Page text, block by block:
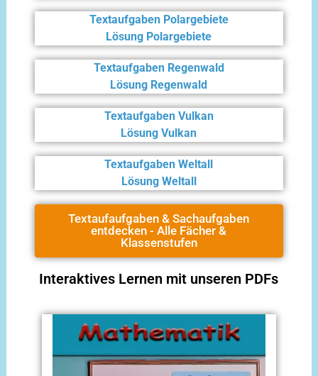
Textaufgaben Polargebiete
Lösung Polargebiete
Textaufgaben Regenwald
Lösung Regenwald
Textaufgaben Vulkan
Lösung Vulkan
Textaufgaben Weltall
Lösung Weltall
Textaufaufgaben & Sachaufgaben
entdecken - Alle Fächer &
Klassenstufen
Interaktives Lernen mit unseren PDFs